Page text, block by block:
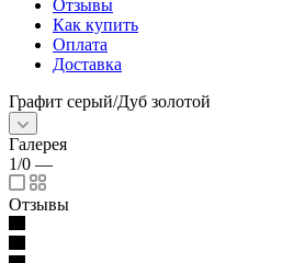
Отзывы
Как купить
Оплата
Доставка
Графит серый/Дуб золотой
Галерея
1/0 —
Отзывы